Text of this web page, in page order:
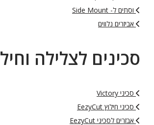
וסתים ל- Side Mount
אביזרים נלווים
סכינים לצלילה
סכיני Victory
סכיני חילוץ EezyCut
אבזרים לסכיני EezyCut